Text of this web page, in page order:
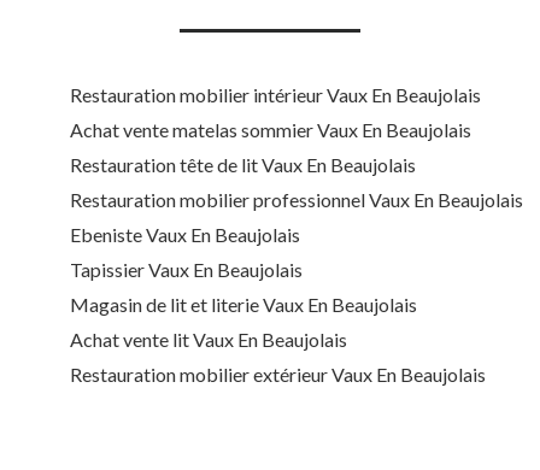
Restauration mobilier intérieur Vaux En Beaujolais
Achat vente matelas sommier Vaux En Beaujolais
Restauration tête de lit Vaux En Beaujolais
Restauration mobilier professionnel Vaux En Beaujolais
Ebeniste Vaux En Beaujolais
Tapissier Vaux En Beaujolais
Magasin de lit et literie Vaux En Beaujolais
Achat vente lit Vaux En Beaujolais
Restauration mobilier extérieur Vaux En Beaujolais